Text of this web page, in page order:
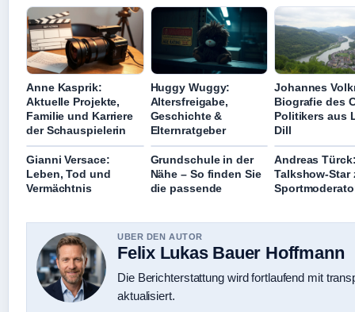
Anne Kasprik:
Aktuelle Projekte,
Familie und Karriere
der Schauspielerin
Huggy Wuggy:
Altersfreigabe,
Geschichte &
Elternratgeber
Johannes
Biografie des
Politikers aus
Dill
Gianni Versace:
Leben, Tod und
Vermächtnis
Grundschule in der
Nähe – So finden Sie
die passende
Andreas
Talkshow-Star
UBER DEN AUTOR
Felix Lukas Bauer Hoffmann
Die Berichterstattung wird fortlaufend mit
aktualisiert.